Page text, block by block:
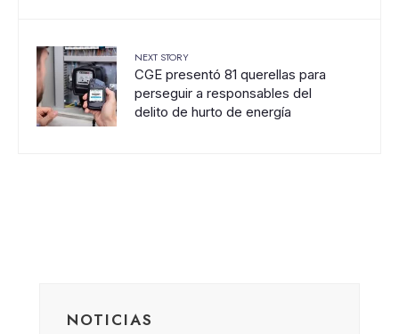
NEXT STORY
CGE presentó 81 querellas para
perseguir a responsables del
delito de hurto de energía
NOTICIAS